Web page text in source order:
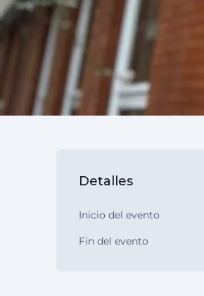
Detalles
Inicio del evento
Fin del evento